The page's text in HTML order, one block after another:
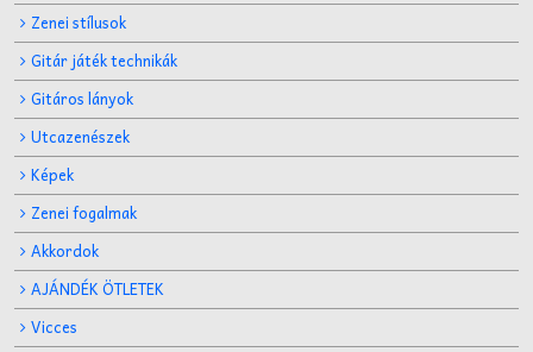
Zenei stílusok
Gitár játék technikák
Gitáros lányok
Utcazenészek
Képek
Zenei fogalmak
Akkordok
AJÁNDÉK ÖTLETEK
Vicces